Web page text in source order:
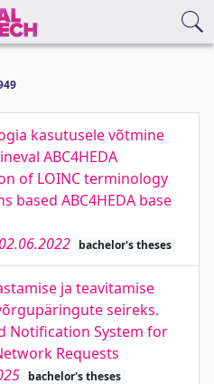
kasutusele võtmine
ABC4HEDA
of LOINC terminology
based ABC4HEDA base
02.06.2022 bachelor's theses
ja teavitamise
seireks.
Notification System for
Requests
bachelor's theses